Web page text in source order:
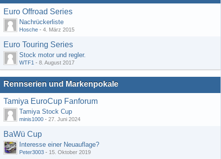
Euro Offroad Series
Nachrückerliste
Hosche - 4. März 2015
Euro Touring Series
Stock motor und regler.
WTF1 - 8. August 2017
Rennserien und Markenpokale
Tamiya EuroCup Fanforum
Tamiya Stock Cup
minis1000 - 27. Juni 2024
BaWü Cup
Interesse einer Neuauflage?
Peter3003 - 15. Oktober 2019